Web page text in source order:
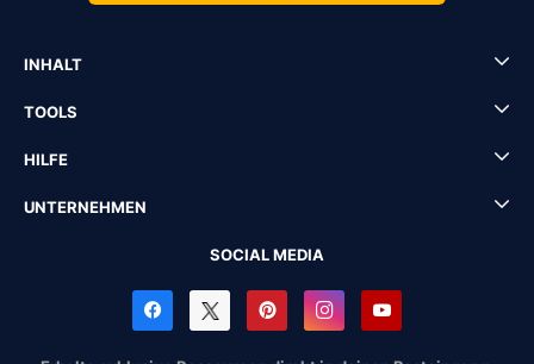
INHALT
TOOLS
HILFE
UNTERNEHMEN
SOCIAL MEDIA